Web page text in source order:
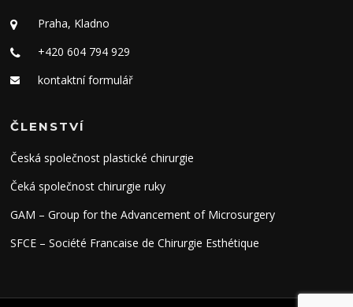
Praha, Kladno
+420 604 794 929
kontaktní formulář
ČLENSTVÍ
Česká společnost plastické chirurgie
Čeká společnost chirurgie ruky
GAM – Group for the Advancement of Microsurgery
SFCE – Société Francaise de Chirurgie Esthétique